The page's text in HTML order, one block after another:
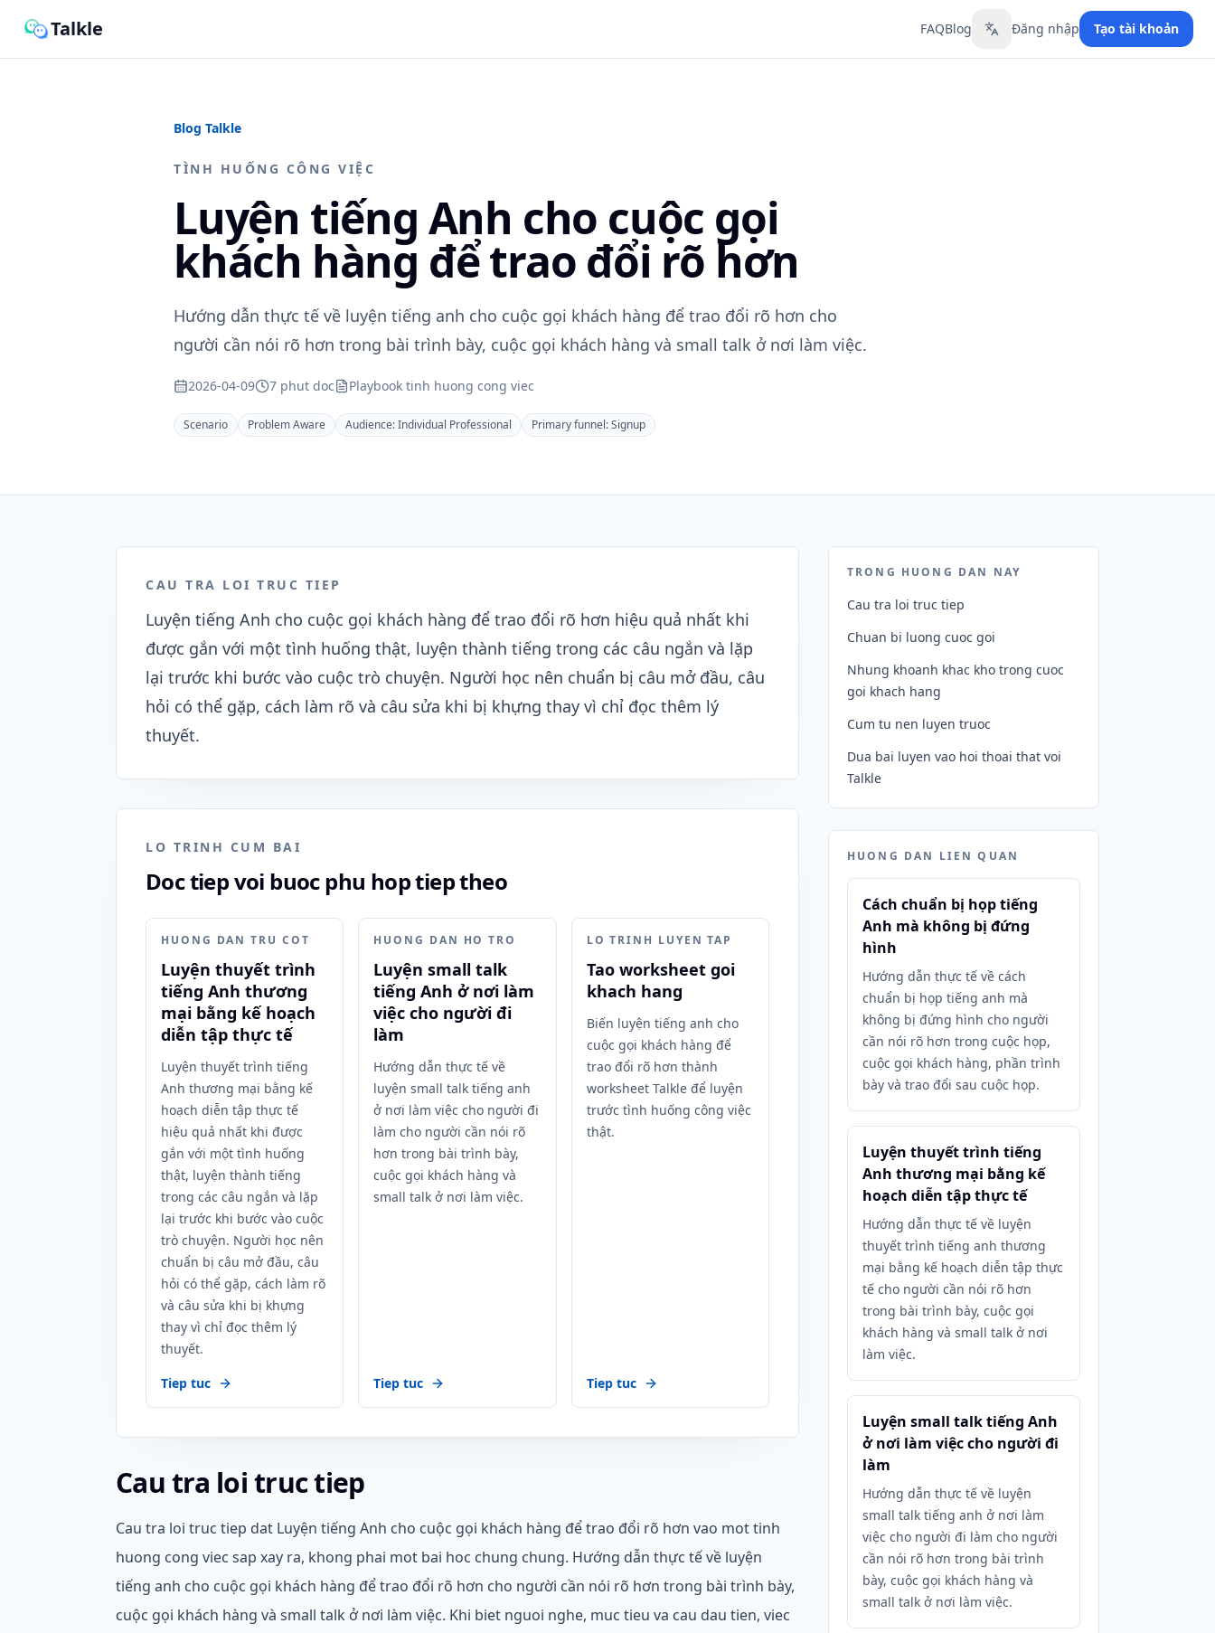
Talkle FAQBlog Toggle language
Đăng nhập Tạo tài khoản
Blog Talkle
TÌNH HUỐNG CÔNG VIỆC
Luyện tiếng Anh cho cuộc gọi
khách hàng để trao đổi rõ hơn
Hướng dẫn thực tế về luyện tiếng anh cho cuộc gọi khách hàng để trao đổi rõ hơn cho
người cần nói rõ hơn trong bài trình bày, cuộc gọi khách hàng và small talk ở nơi làm việc.
2026-04-09 7 phut doc Playbook tinh huong cong viec
Scenario Problem Aware Audience:Individual Professional Primary funnel:Signup
CAU TRA LOI TRUC TIEP
Luyện tiếng Anh cho cuộc gọi khách hàng để trao đổi rõ hơn hiệu quả nhất khi
được gắn với một tình huống thật, luyện thành tiếng trong các câu ngắn và lặp
lại trước khi bước vào cuộc trò chuyện. Người học nên chuẩn bị câu mở đầu, câu
hỏi có thể gặp, cách làm rõ và câu sửa khi bị khựng thay vì chỉ đọc thêm lý
thuyết.
LO TRINH CUM BAI
Doc tiep voi buoc phu hop tiep theo
HUONG DAN TRU COT
Luyện thuyết trình
tiếng Anh thương
mại bằng kế hoạch
diễn tập thực tế
Luyện thuyết trình tiếng
Anh thương mại bằng kế
hoạch diễn tập thực tế
hiệu quả nhất khi được
gắn với một tình huống
thật, luyện thành tiếng
trong các câu ngắn và lặp
lại trước khi bước vào cuộc
trò chuyện. Người học nên
chuẩn bị câu mở đầu, câu
hỏi có thể gặp, cách làm rõ
và câu sửa khi bị khựng
thay vì chỉ đọc thêm lý
thuyết.
Tiep tuc
HUONG DAN HO TRO
Luyện small talk
tiếng Anh ở nơi làm
việc cho người đi
làm
Hướng dẫn thực tế về
luyện small talk tiếng anh
ở nơi làm việc cho người đi
làm cho người cần nói rõ
hơn trong bài trình bày,
cuộc gọi khách hàng và
small talk ở nơi làm việc.
Tiep tuc
LO TRINH LUYEN TAP
Tao worksheet goi
khach hang
Biến luyện tiếng anh cho
cuộc gọi khách hàng để
trao đổi rõ hơn thành
worksheet Talkle để luyện
trước tình huống công việc
thật.
Tiep tuc
Cau tra loi truc tiep
Cau tra loi truc tiep dat Luyện tiếng Anh cho cuộc gọi khách hàng để trao đổi rõ hơn vao mot tinh
huong cong viec sap xay ra, khong phai mot bai hoc chung chung. Hướng dẫn thực tế về luyện
tiếng anh cho cuộc gọi khách hàng để trao đổi rõ hơn cho người cần nói rõ hơn trong bài trình bày,
cuộc gọi khách hàng và small talk ở nơi làm việc. Khi biet nguoi nghe, muc tieu va cau dau tien, viec
TRONG HUONG DAN NAY
Cau tra loi truc tiep
Chuan bi luong cuoc goi
Nhung khoanh khac kho trong cuoc
goi khach hang
Cum tu nen luyen truoc
Dua bai luyen vao hoi thoai that voi
Talkle
HUONG DAN LIEN QUAN
Cách chuẩn bị họp tiếng
Anh mà không bị đứng
hình
Hướng dẫn thực tế về cách
chuẩn bị họp tiếng anh mà
không bị đứng hình cho người
cần nói rõ hơn trong cuộc họp,
cuộc gọi khách hàng, phần trình
bày và trao đổi sau cuộc họp.
Luyện thuyết trình tiếng
Anh thương mại bằng kế
hoạch diễn tập thực tế
Hướng dẫn thực tế về luyện
thuyết trình tiếng anh thương
mại bằng kế hoạch diễn tập thực
tế cho người cần nói rõ hơn
trong bài trình bày, cuộc gọi
khách hàng và small talk ở nơi
làm việc.
Luyện small talk tiếng Anh
ở nơi làm việc cho người đi
làm
Hướng dẫn thực tế về luyện
small talk tiếng anh ở nơi làm
việc cho người đi làm cho người
cần nói rõ hơn trong bài trình
bày, cuộc gọi khách hàng và
small talk ở nơi làm việc.